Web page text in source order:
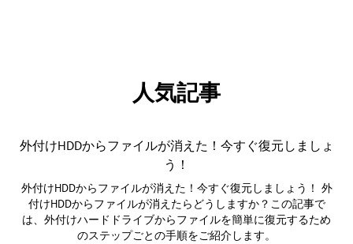
人気記事
外付けHDDからファイルが消えた！今すぐ復元しましょ
う！
外付けHDDからファイルが消えた！今すぐ復元しましょう！ 外
付けHDDからファイルが消えたらどうしますか？この記事で
は、外付けハードドライブからファイルを簡単に復元するため
のステップごとの手順をご紹介します。